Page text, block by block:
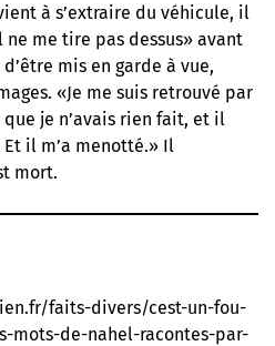
à s’extraire du véhicule, il
ne me tire pas dessus» avant
mis en garde à vue,
«Je me suis retrouvé par
je n’avais rien fait, et il
il m’a menotté.» Il
mort.
faits-divers/cest-un-fou-
mots-de-nahel-racontes-par-